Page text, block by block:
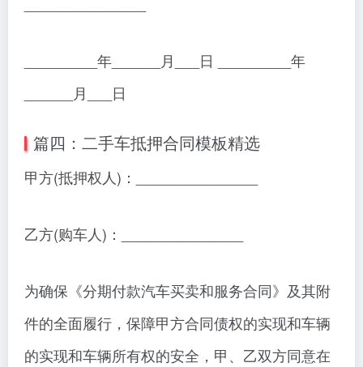
_________年______月___日 _________年
______月___日
篇四：二手车抵押合同模板精选
甲方(抵押权人)：_______________
乙方(购车人)：_______________
为确保《分期付款汽车买卖和服务合同》及其附
件的全面履行，保障甲方合同债权的实现和车辆
的实现和车辆所有权的安全，甲、乙双方同意在